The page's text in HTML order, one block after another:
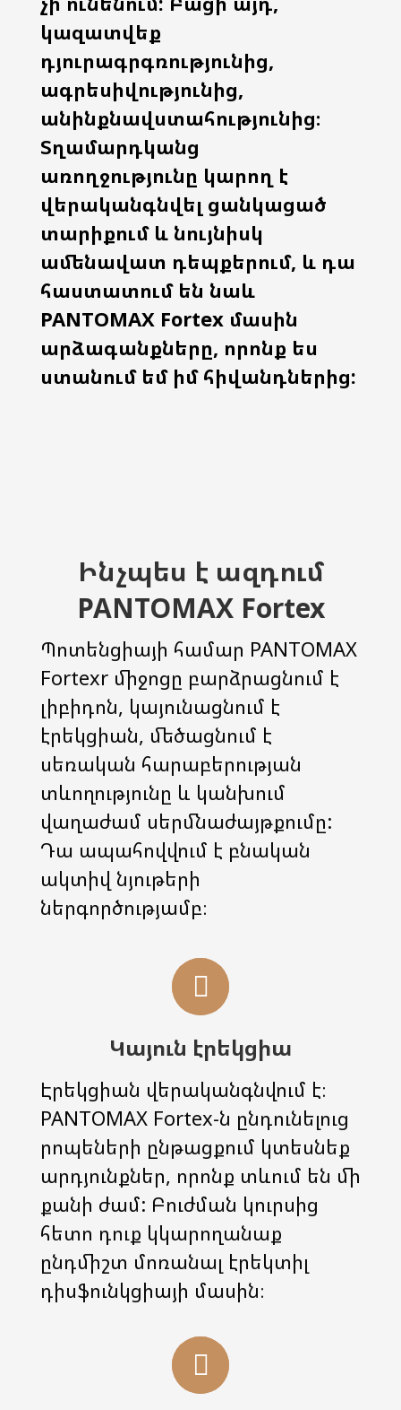
կազատվեք
դյուրագրգռությունից,
ագրեսիվությունից,
անինքնավստահությունից։
Տղամարդկանց
առողջությունը կարող է
վերականգնվել ցանկացած
տարիքում և նույնիսկ
ամենավատ դեպքերում, և դա
հաստատում են նաև
PANTOMAX Fortex մասին
արձագանքները, որոնք ես
ստանում եմ իմ հիվանդներից:
Ինչպես է ազդում
PANTOMAX Fortex
Պոտենցիայի համար PANTOMAX
Fortexr միջոցը բարձրացնում է
լիբիդոն, կայունացնում է
էրեկցիան, մեծացնում է
սեռական հարաբերության
տևողությունը և կանխում
վաղաժամ սերմնաժայթքումը:
Դա ապահովվում է բնական
ակտիվ նյութերի
ներգործությամբ։
Կայուն էրեկցիա
Էրեկցիան վերականգնվում է։
PANTOMAX Fortex-ն ընդունելուց
րոպեների ընթացքում կտեսնեք
արդյունքներ, որոնք տևում են մի
քանի ժամ: Բուժման կուրսից
հետո դուք կկարողանաք
ընդմիշտ մոռանալ էրեկտիլ
դիսֆունկցիայի մասին։